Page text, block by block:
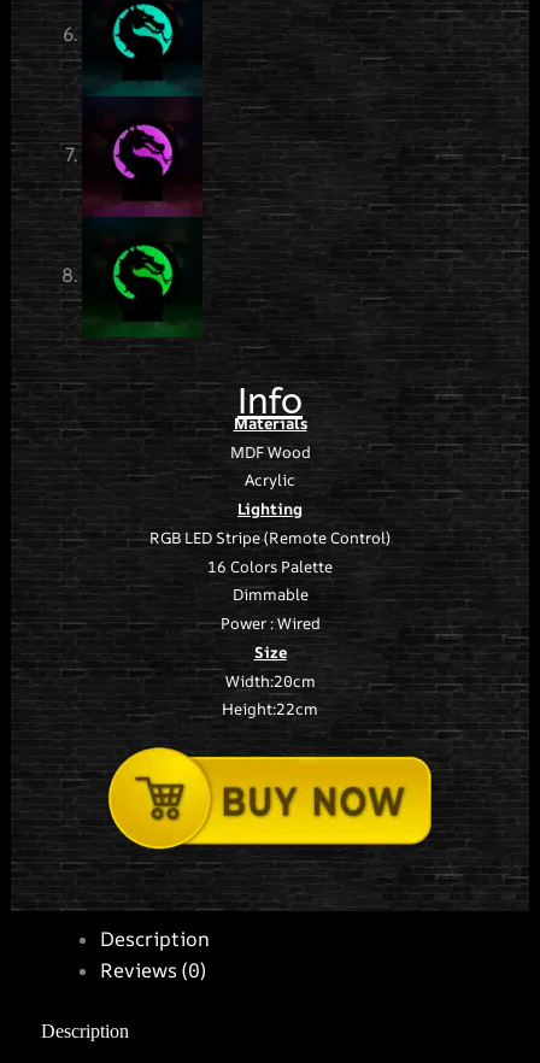
Info
Materials
MDF Wood
Acrylic
Lighting
RGB LED Stripe (Remote Control)
16 Colors Palette
Dimmable
Power : Wired
Size
Width:20cm
Height:22cm
Description
Reviews (0)
Description